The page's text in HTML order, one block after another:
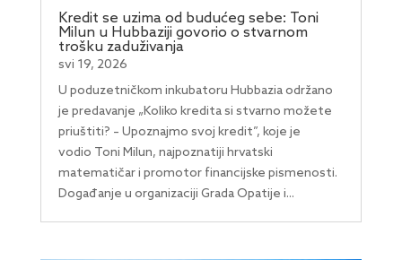
Kredit se uzima od budućeg sebe: Toni
Milun u Hubbaziji govorio o stvarnom
trošku zaduživanja
svi 19, 2026
U poduzetničkom inkubatoru Hubbazia održano
je predavanje „Koliko kredita si stvarno možete
priuštiti? – Upoznajmo svoj kredit”, koje je
vodio Toni Milun, najpoznatiji hrvatski
matematičar i promotor financijske pismenosti.
Događanje u organizaciji Grada Opatije i...